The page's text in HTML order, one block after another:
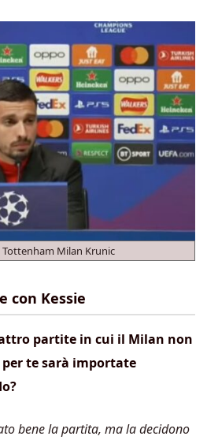
Tottenham Milan Krunic
con Kessie
partite in cui il Milan non
te sarà importate
bene la partita, ma la decidono